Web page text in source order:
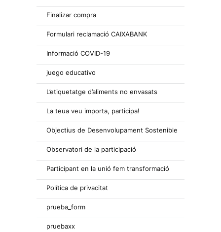
Finalizar compra
Formulari reclamació CAIXABANK
Informació COVID-19
juego educativo
L’etiquetatge d’aliments no envasats
La teua veu importa, participa!
Objectius de Desenvolupament Sostenible
Observatori de la participació
Participant en la unió fem transformació
Política de privacitat
prueba_form
pruebaxx